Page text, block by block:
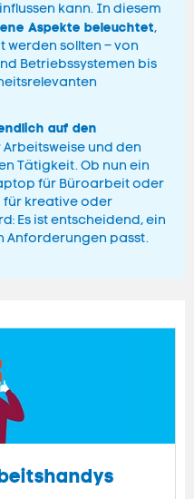
kann. In diesem
Aspekte beleuchtet,
werden sollten – von
Betriebssystemen bis
auf den
Arbeitsweise und den
Tätigkeit. Ob nun ein
für Büroarbeit oder
für kreative oder
Es ist entscheidend, ein
Anforderungen passt.